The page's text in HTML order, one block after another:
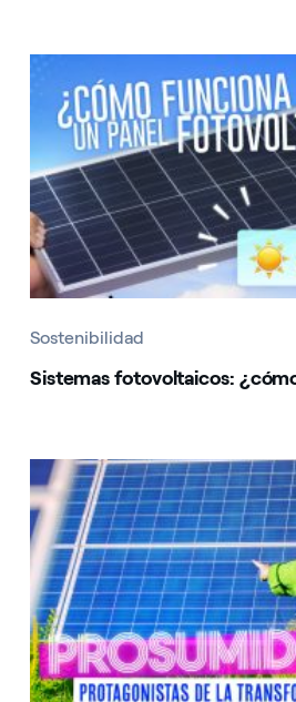
Sostenibilidad
Sistemas fotovoltaicos: